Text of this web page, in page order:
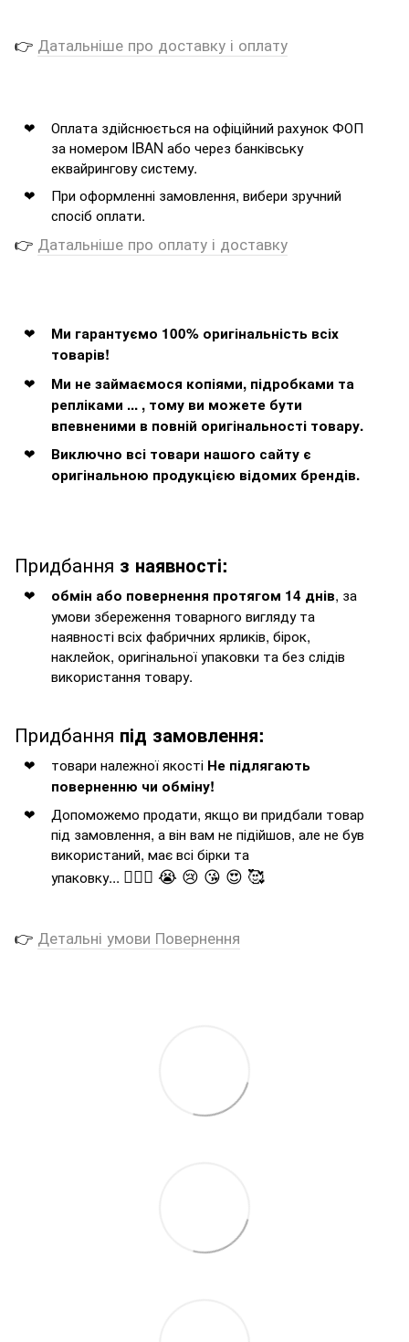
👉 Датальніше про доставку і оплату
Оплата здійснюється на офіційний рахунок ФОП
за номером IBAN або через банківську
еквайрингову систему.
При оформленні замовлення, вибери зручний
спосіб оплати.
👉 Датальніше про оплату і доставку
Ми гарантуємо 100% оригінальність всіх
товарів!
Ми не займаємося копіями, підробками та
репліками ... , тому ви можете бути
впевненими в повній оригінальності товару.
Виключно всі товари нашого сайту є
оригінальною продукцією відомих брендів.
Придбання з наявності:
обмін або повернення протягом 14 днів, за
умови збереження товарного вигляду та
наявності всіх фабричних ярликів, бірок,
наклейок, оригінальної упаковки та без слідів
використання товару.
Придбання під замовлення:
товари належної якості Не підлягають
поверненню чи обміну!
Допоможемо продати, якщо ви придбали товар
під замовлення, а він вам не підійшов, але не був
використаний, має всі бірки та
упаковку... 🤦🏻‍♂️ 😭 😢 😘 😍 🥰
👉 Детальні умови Повернення